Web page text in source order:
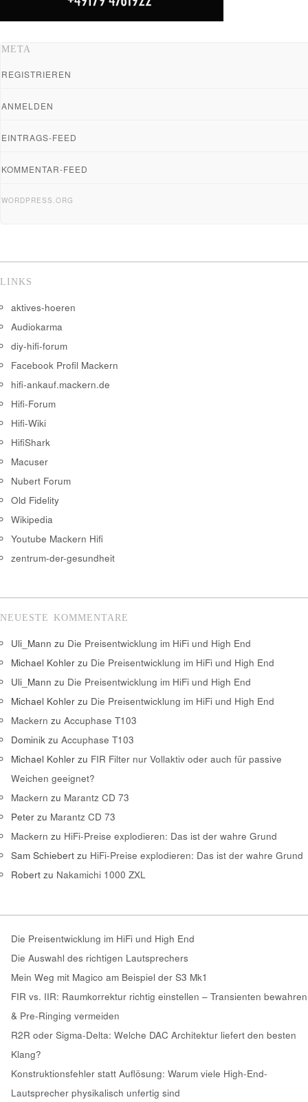
META
REGISTRIEREN
ANMELDEN
EINTRAGS-FEED
KOMMENTAR-FEED
WORDPRESS.ORG
LINKS
aktives-hoeren
Audiokarma
diy-hifi-forum
Facebook Profil Mackern
hifi-ankauf.mackern.de
Hifi-Forum
Hifi-Wiki
HifiShark
Macuser
Nubert Forum
Old Fidelity
Wikipedia
Youtube Mackern Hifi
zentrum-der-gesundheit
NEUESTE KOMMENTARE
Uli_Mann zu Die Preisentwicklung im HiFi und High End
Michael Kohler zu Die Preisentwicklung im HiFi und High End
Uli_Mann zu Die Preisentwicklung im HiFi und High End
Michael Kohler zu Die Preisentwicklung im HiFi und High End
Mackern zu Accuphase T103
Dominik zu Accuphase T103
Michael Kohler zu FIR Filter nur Vollaktiv oder auch für passive
Weichen geeignet?
Mackern zu Marantz CD 73
Peter zu Marantz CD 73
Mackern zu HiFi-Preise explodieren: Das ist der wahre Grund
Sam Schiebert zu HiFi-Preise explodieren: Das ist der wahre Grund
Robert zu Nakamichi 1000 ZXL
Die Preisentwicklung im HiFi und High End
Die Auswahl des richtigen Lautsprechers
Mein Weg mit Magico am Beispiel der S3 Mk1
FIR vs. IIR: Raumkorrektur richtig einstellen – Transienten bewahren
& Pre-Ringing vermeiden
R2R oder Sigma-Delta: Welche DAC Architektur liefert den besten
Klang?
Konstruktionsfehler statt Auflösung: Warum viele High-End-
Lautsprecher physikalisch unfertig sind